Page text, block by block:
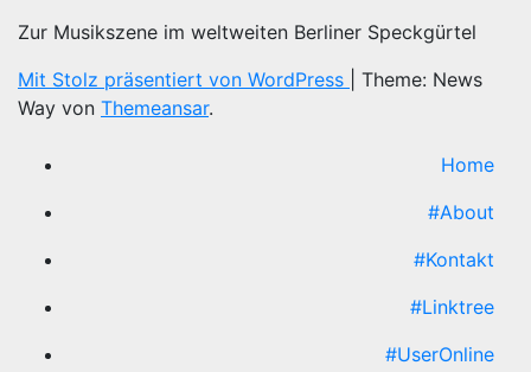
Zur Musikszene im weltweiten Berliner Speckgürtel
Mit Stolz präsentiert von WordPress
Theme: News
Way von Themeansar.
Home
#About
#Kontakt
#Linktree
#UserOnline